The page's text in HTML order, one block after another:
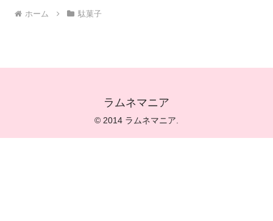
ホーム 駄菓子
ラムネマニア
© 2014 ラムネマニア.